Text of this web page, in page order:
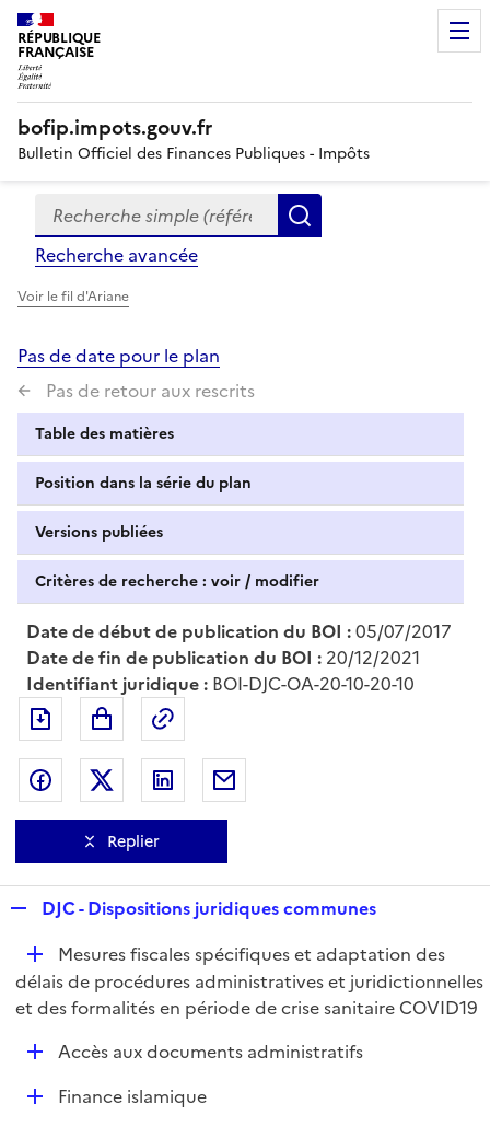
RÉPUBLIQUE
FRANÇAISE
bofip.impots.gouv.fr
Bulletin Officiel des Finances Publiques - Impôts
Formulaire
de
recherche
Recherche simple (références, mots clés, partie du
Recherche avancée
Voir le fil d'Ariane
Pas de date pour le plan
Pas de retour aux rescrits
Table des matières
Position dans la série du plan
Versions publiées
Critères de recherche : voir / modifier
Date de début de publication du BOI :05/07/2017
Date de fin de publication du BOI : 20/12/2021
Identifiant juridique : BOI-DJC-OA-20-10-20-10
Exporter le document au format pdf
Partager sur Facebook
Partager sur Twitter
Partager sur LinkedIn
Replier
p
l
i
e
r
DJC - Dispositions juridiques communes
D
é
p
Mesures fiscales spécifiques et adaptation des
délais de procédures administratives et juridictionnelles
et des formalités en période de crise sanitaire COVID19
DAccès aux documents administratifs
DFinance islamique